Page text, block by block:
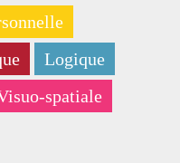
Logique
spatiale